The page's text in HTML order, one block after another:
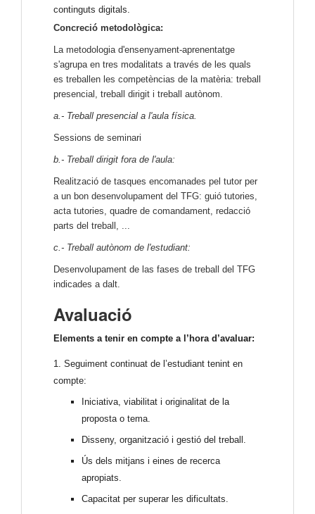
continguts digitals.
Concreció metodològica:
La metodologia d'ensenyament-aprenentatge
s'agrupa en tres modalitats a través de les quals
es treballen les competèncias de la matèria: treball
presencial, treball dirigit i treball autònom.
a.- Treball presencial a l'aula física.
Sessions de seminari
b.- Treball dirigit fora de l'aula:
Realització de tasques encomanades pel tutor per
a un bon desenvolupament del TFG: guió tutories,
acta tutories, quadre de comandament, redacció
parts del treball, ...
c.- Treball autònom de l'estudiant:
Desenvolupament de las fases de treball del TFG
indicades a dalt.
Avaluació
Elements a tenir en compte a l’hora d’avaluar:
1. Seguiment continuat de l’estudiant tenint en
compte:
Iniciativa, viabilitat i originalitat de la
proposta o tema.
Disseny, organització i gestió del treball.
Ús dels mitjans i eines de recerca
apropiats.
Capacitat per superar les dificultats.